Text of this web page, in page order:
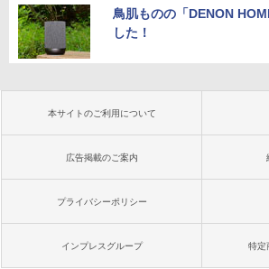
鳥肌ものの「DENON
した！
本サイトのご利用について
広告掲載のご案内
プライバシーポリシー
インプレスグループ 特定